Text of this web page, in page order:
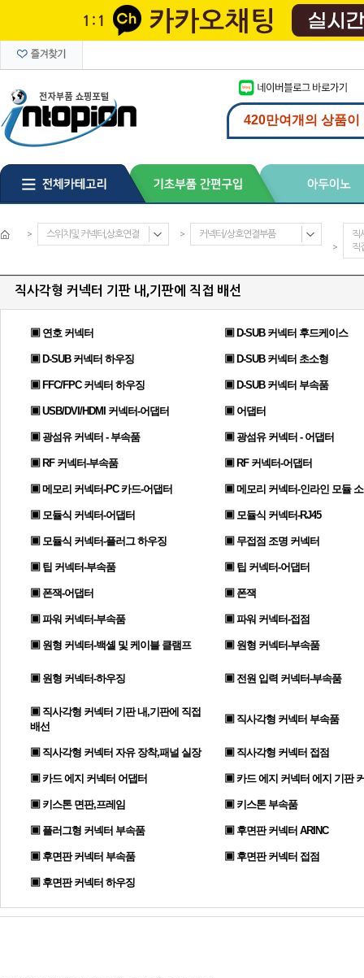
> 스위치및 커넥터,상호연결 >
커넥터/상호연결부품
>
직
직
직사각형 커넥터 기판 내,기판에 직접 배선
▣ 연호 커넥터 ▣ D-SUB 커넥터 후드케이스
▣ D-SUB 커넥터 하우징 ▣ D-SUB 커넥터 초소형
▣ FFC/FPC 커넥터 하우징 ▣ D-SUB 커넥터 부속품
▣ USB/DVI/HDMI 커넥터-어댑터 ▣ 어댑터
▣ 광섬유 커넥터 - 부속품 ▣ 광섬유 커넥터 - 어댑터
▣ RF 커넥터-부속품 ▣ RF 커넥터-어댑터
▣ 메모리 커넥터-PC 카드-어댑터 ▣ 메모리 커넥터-인라인 모듈
▣ 모듈식 커넥터-어댑터 ▣ 모듈식 커넥터-RJ45
▣ 모듈식 커넥터-플러그 하우징 ▣ 무접점 조명 커넥터
▣ 팁 커넥터-부속품 ▣ 팁 커넥터-어댑터
▣ 폰잭-어댑터 ▣ 폰잭
▣ 파워 커넥터-부속품 ▣ 파워 커넥터-접점
▣ 원형 커넥터-백셸 및 케이블 클램프 ▣ 원형 커넥터-부속품
▣ 원형 커넥터-하우징 ▣ 전원 입력 커넥터-부속품
▣ 직사각형 커넥터 기판 내,기판에 직접
배선
▣ 직사각형 커넥터 부속품
▣ 직사각형 커넥터 자유 장착,패널 실장 ▣ 직사각형 커넥터 접점
▣ 카드 에지 커넥터 어댑터 ▣ 카드 에지 커넥터 에지 기판
▣ 키스톤 면판,프레임 ▣ 키스톤 부속품
▣ 플러그형 커넥터 부속품 ▣ 후면판 커넥터 ARINC
▣ 후면판 커넥터 부속품 ▣ 후면판 커넥터 접점
▣ 후면판 커넥터 하우징